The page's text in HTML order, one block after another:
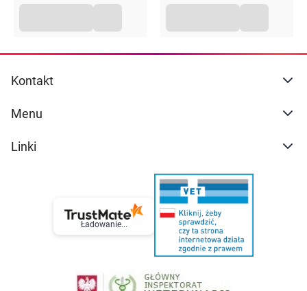
Kontakt
Menu
Linki
Ładowanie...